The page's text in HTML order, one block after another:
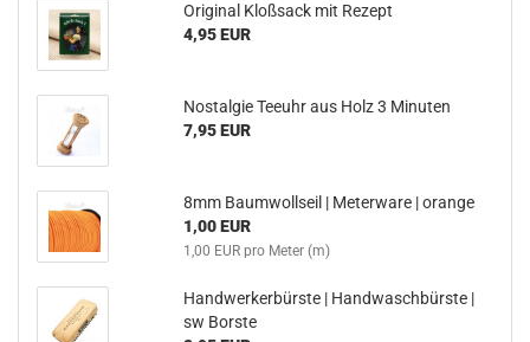
Original Kloßsack mit Rezept
4,95 EUR
Nostalgie Teeuhr aus Holz 3 Minuten
7,95 EUR
8mm Baumwollseil | Meterware | orange
1,00 EUR
1,00 EUR pro Meter (m)
Handwerkerbürste | Handwaschbürste |
sw Borste